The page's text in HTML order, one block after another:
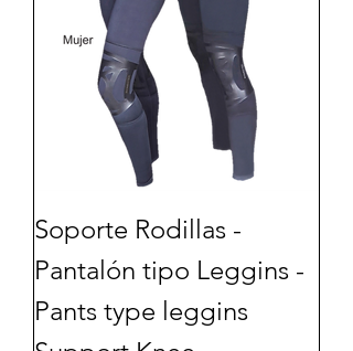
Soporte Rodillas -
Pantalón tipo Leggins -
Pants type leggins